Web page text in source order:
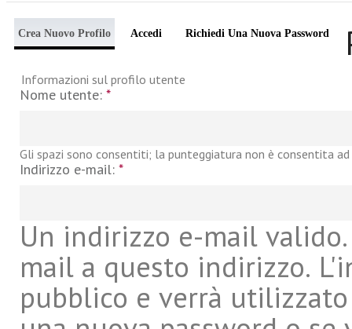
Crea Nuovo Profilo Accedi Richiedi Una Nuova Password
Informazioni sul profilo utente
Nome utente: *
Gli spazi sono consentiti; la punteggiatura non è consentita
Indirizzo e-mail: *
Un indirizzo e-mail
mail a questo indirizzo.
pubblico e verrà